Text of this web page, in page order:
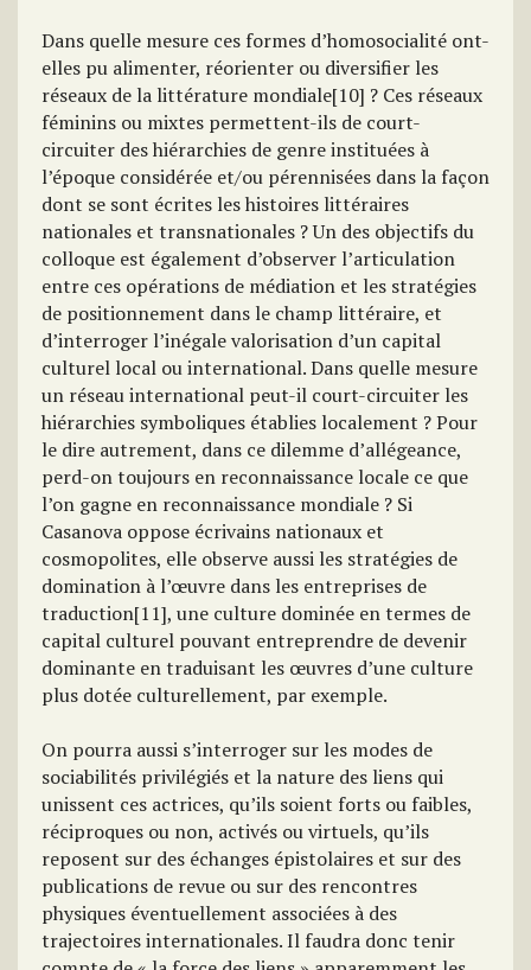
Dans quelle mesure ces formes d’homosocialité ont-
elles pu alimenter, réorienter ou diversifier les
réseaux de la littérature mondiale[10] ? Ces réseaux
féminins ou mixtes permettent-ils de court-
circuiter des hiérarchies de genre instituées à
l’époque considérée et/ou pérennisées dans la façon
dont se sont écrites les histoires littéraires
nationales et transnationales ? Un des objectifs du
colloque est également d’observer l’articulation
entre ces opérations de médiation et les stratégies
de positionnement dans le champ littéraire, et
d’interroger l’inégale valorisation d’un capital
culturel local ou international. Dans quelle mesure
un réseau international peut-il court-circuiter les
hiérarchies symboliques établies localement ? Pour
le dire autrement, dans ce dilemme d’allégeance,
perd-on toujours en reconnaissance locale ce que
l’on gagne en reconnaissance mondiale ? Si
Casanova oppose écrivains nationaux et
cosmopolites, elle observe aussi les stratégies de
domination à l’œuvre dans les entreprises de
traduction[11], une culture dominée en termes de
capital culturel pouvant entreprendre de devenir
dominante en traduisant les œuvres d’une culture
plus dotée culturellement, par exemple.
On pourra aussi s’interroger sur les modes de
sociabilités privilégiés et la nature des liens qui
unissent ces actrices, qu’ils soient forts ou faibles,
réciproques ou non, activés ou virtuels, qu’ils
reposent sur des échanges épistolaires et sur des
publications de revue ou sur des rencontres
physiques éventuellement associées à des
trajectoires internationales. Il faudra donc tenir